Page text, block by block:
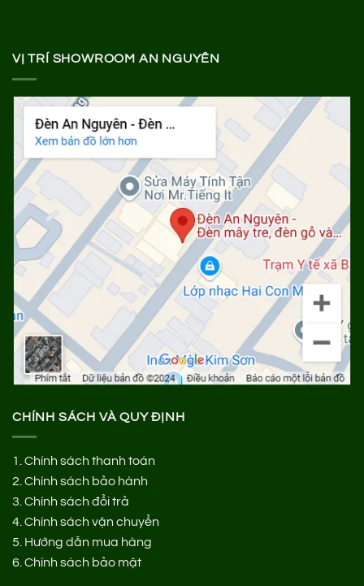
VỊ TRÍ SHOWROOM AN NGUYÊN
CHÍNH SÁCH VÀ QUY ĐỊNH
1.Chính sách thanh toán
2.Chính sách bảo hành
3.Chính sách đổi trả
4.Chính sách vận chuyển
5. Hướng dẫn mua hàng
6.Chính sách bảo mật